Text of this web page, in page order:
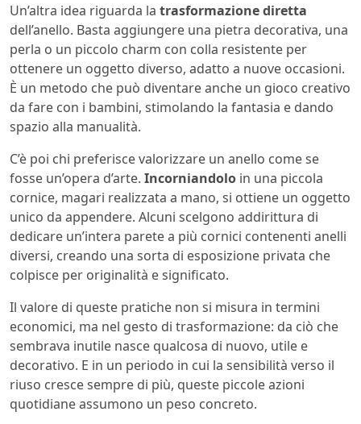
Un’altra idea riguarda la trasformazione diretta
dell’anello. Basta aggiungere una pietra decorativa, una
perla o un piccolo charm con colla resistente per
ottenere un oggetto diverso, adatto a nuove occasioni.
È un metodo che può diventare anche un gioco creativo
da fare con i bambini, stimolando la fantasia e dando
spazio alla manualità.
C’è poi chi preferisce valorizzare un anello come se
fosse un’opera d’arte. Incorniandolo in una piccola
cornice, magari realizzata a mano, si ottiene un oggetto
unico da appendere. Alcuni scelgono addirittura di
dedicare un’intera parete a più cornici contenenti anelli
diversi, creando una sorta di esposizione privata che
colpisce per originalità e significato.
Il valore di queste pratiche non si misura in termini
economici, ma nel gesto di trasformazione: da ciò che
sembrava inutile nasce qualcosa di nuovo, utile e
decorativo. E in un periodo in cui la sensibilità verso il
riuso cresce sempre di più, queste piccole azioni
quotidiane assumono un peso concreto.